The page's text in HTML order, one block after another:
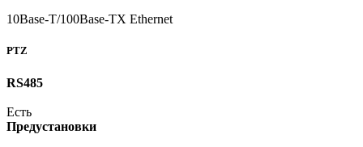
10Base-T/100Base-TX Ethernet
PTZ
RS485
Есть
Предустановки